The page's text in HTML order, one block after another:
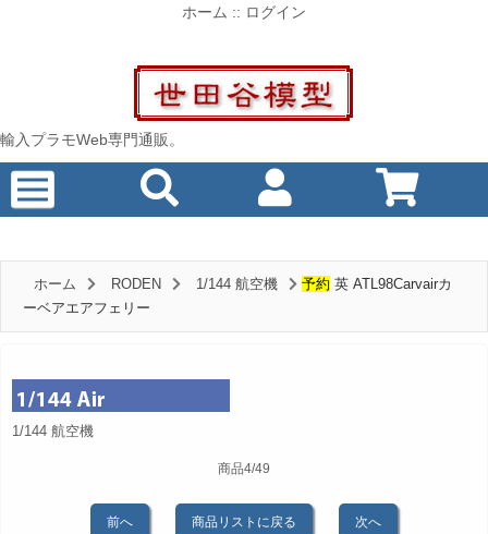
ホーム :: ログイン
輸入プラモWeb専門通販。
ホーム RODEN 1/144 航空機 予約 英 ATL98Carvairカ
ーベアエアフェリー
1/144 航空機
商品4/49
前へ 商品リストに戻る 次へ